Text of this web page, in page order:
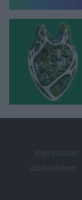
impresszum
adatvédelem